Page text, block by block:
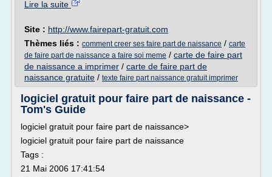
Lire la suite
Site : http://www.fairepart-gratuit.com
Thèmes liés : comment creer ses faire part de naissance / carte
de faire part de naissance a faire soi meme / carte de faire part
de naissance a imprimer / carte de faire part de
naissance gratuite / texte faire part naissance gratuit imprimer
logiciel gratuit pour faire part de naissance -
Tom's Guide
logiciel gratuit pour faire part de naissance>
logiciel gratuit pour faire part de naissance
Tags :
21 Mai 2006 17:41:54